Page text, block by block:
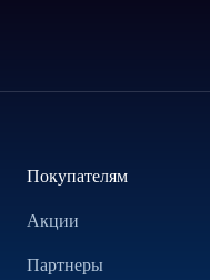
Покупателям
Акции
Партнеры